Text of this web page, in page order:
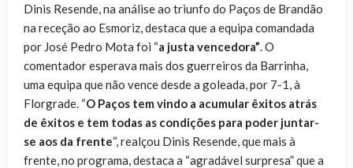
Dinis Resende, na análise ao triunfo do Paços de Brandão
na receção ao Esmoriz, destaca que a equipa comandada
por José Pedro Mota foi “a justa vencedora”. O
comentador esperava mais dos guerreiros da Barrinha,
uma equipa que não vence desde a goleada, por 7-1, à
Florgrade. “O Paços tem vindo a acumular êxitos atrás
de êxitos e tem todas as condições para poder juntar-
se aos da frente“, realçou Dinis Resende, que mais à
frente, no programa, destaca a “agradável surpresa” que a